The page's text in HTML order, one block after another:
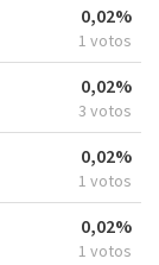
0,02%
1 votos
0,02%
3 votos
0,02%
1 votos
0,02%
1 votos